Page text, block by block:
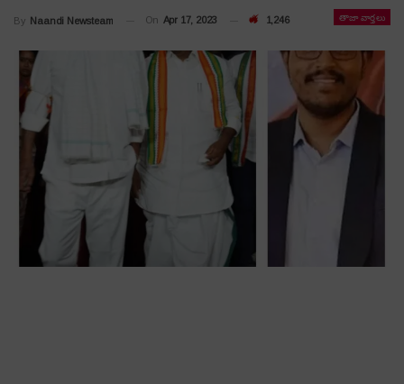
తాజా వార్తలు
By Naandi Newsteam On Apr 17, 2023 1,246